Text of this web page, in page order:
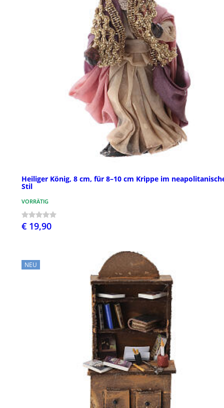
Heiliger König, 8 cm, für 8–10 cm Krippe im
Stil
VORRÄTIG
€ 19,90
NEU